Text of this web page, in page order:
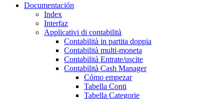
Documentación
Index
Interfaz
Applicativi di contabilità
Contabilità in partita doppia
Contabilità multi-moneta
Contabilità Entrate/uscite
Contabilità Cash Manager
Cómo empezar
Tabella Conti
Tabella Categorie